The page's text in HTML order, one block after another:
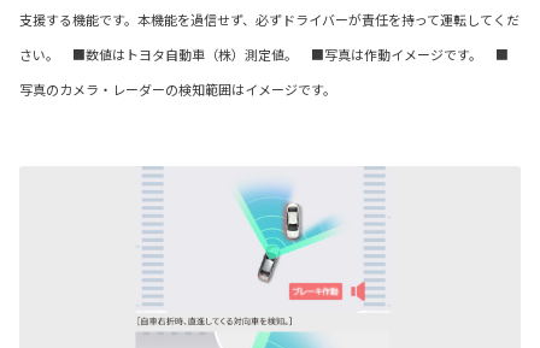
支援する機能です。本機能を過信せず、必ずドライバーが責任を持って運転してくだ
さい。 ■数値はトヨタ自動車（株）測定値。 ■写真は作動イメージです。 ■
写真のカメラ・レーダーの検知範囲はイメージです。